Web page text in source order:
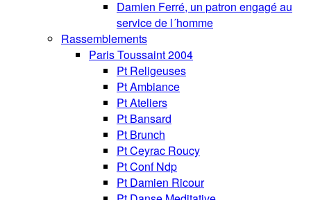
Damien Ferré, un patron engagé au
service de l´homme
Rassemblements
Paris Toussaint 2004
Pt Religeuses
Pt Ambiance
Pt Ateliers
Pt Bansard
Pt Brunch
Pt Ceyrac Roucy
Pt Conf Ndp
Pt Damien Ricour